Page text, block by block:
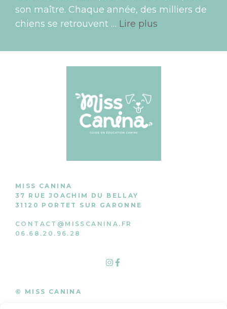
son maître. Chaque année, des milliers de
chiens se retrouvent … Lire plus
MISS CANINA
37 RUE JOACHIM DU BELLAY
31120 PORTET SUR GARONNE
CONTACT@MISSCANINA.FR
06.68.20.96.28
© MISS CANINA